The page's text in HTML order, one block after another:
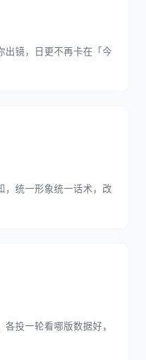
出镜，日更不再卡在「今
，统一形象统一话术，改
投一轮看哪版数据好，